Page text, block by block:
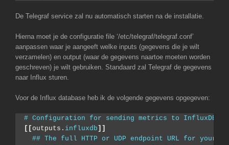
De Telegraf service zal nu automatisch starten na de installatie.
Hierna moet je de configuratie file ‘/etc/telegraf/telegraf.conf’
aanpassen waar je aangeeft welke inputs (gegevens die je wilt
verzamelen) en output (waar de gegevens naartoe moeten worden
geschreven) je wilt gebruiken. Standaard zal Telegraf de gegevens
naar Influx sturen.
Voor de Influx database heb ik de volgende gegevens opgegeven:
# Configuration for sending metrics to InfluxDB
[[outputs. influxdb ]]
## The full HTTP or UDP endpoint URL for your